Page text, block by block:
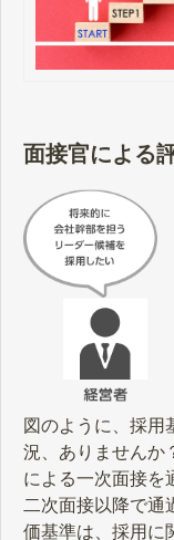
面接官による
図のように、採用
況、ありませんか
による一次面接を
二次面接以降で通
価基準は、採用に